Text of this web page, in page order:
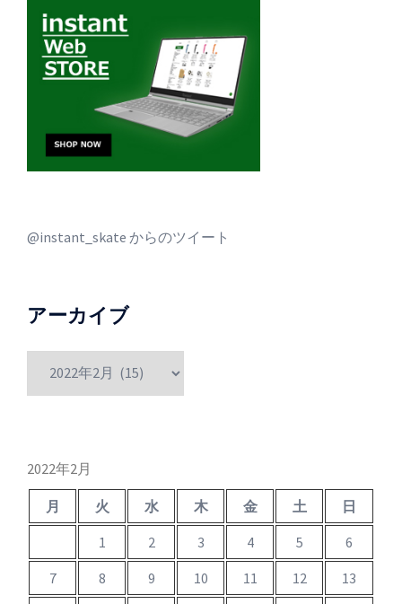
@instant_skate からのツイート
アーカイブ
2022年2月
月 火 水 木 金 土
日
1
2 3 4 5
6
7
8 9 10 11 12
13